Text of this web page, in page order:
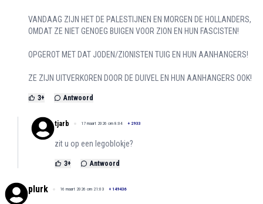
VANDAAG ZIJN HET DE PALESTIJNEN EN MORGEN DE HOLLANDERS,
OMDAT ZE NIET GENOEG BUIGEN VOOR ZION EN HUN FASCISTEN!
OPGEROT MET DAT JODEN/ZIONISTEN TUIG EN HUN AANHANGERS!
ZE ZIJN UITVERKOREN DOOR DE DUIVEL EN HUN AANHANGERS OOK!
3+ Antwoord
tjarb 17 maart 2026 om 8:04 + 2933
zit u op een legoblokje?
3+ Antwoord
plurk 16 maart 2026 om 21:03 + 149436